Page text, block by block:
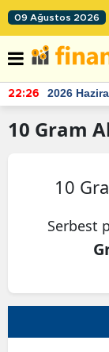
09 Ağustos 2026
22:26 2026
10 Gram
10
Serbest